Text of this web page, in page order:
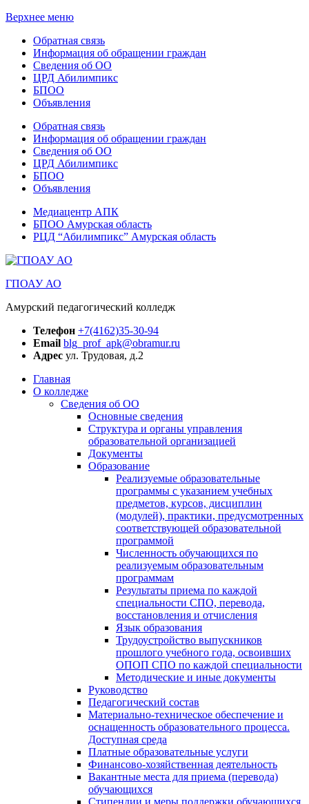
Верхнее меню
Обратная связь
Информация об обращении граждан
Сведения об ОО
ЦРД Абилимпикс
БПОО
Объявления
Обратная связь
Информация об обращении граждан
Сведения об ОО
ЦРД Абилимпикс
БПОО
Объявления
Медиацентр АПК
БПОО Амурская область
РЦД “Абилимпикс” Амурская область
ГПОАУ АО
Амурский педагогический колледж
Телефон +7(4162)35-30-94
Email blg_prof_apk@obramur.ru
Адрес ул. Трудовая, д.2
Главная
О колледже
Сведения об ОО
Основные сведения
Структура и органы управления
образовательной организацией
Документы
Образование
Реализуемые образовательные
программы с указанием учебных
предметов, курсов, дисциплин
(модулей), практики, предусмотренных
соответствующей образовательной
программой
Численность обучающихся по
реализуемым образовательным
программам
Результаты приема по каждой
специальности СПО, перевода,
восстановления и отчисления
Язык образования
Трудоустройство выпускников
прошлого учебного года, освоивших
ОПОП СПО по каждой специальности
Методические и иные документы
Руководство
Педагогический состав
Материально-техническое обеспечение и
оснащенность образовательного процесса.
Доступная среда
Платные образовательные услуги
Финансово-хозяйственная деятельность
Вакантные места для приема (перевода)
обучающихся
Стипендии и меры поддержки обучающихся